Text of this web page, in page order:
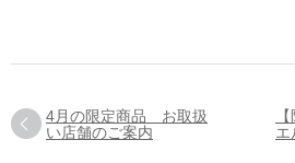
4月の限定商品 お取扱
い店舗のご案内
エ